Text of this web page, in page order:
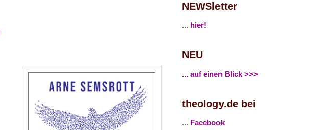
NEWSletter
... hier!
NEU
... auf einen Blick >>>
theology.de bei
... Facebook